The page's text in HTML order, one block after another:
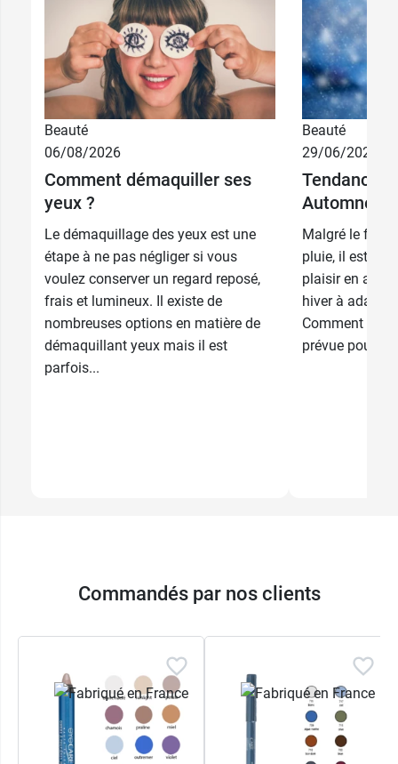
Argile Rose 4,69 €
Bois de Rose 4,59 €
Vrai Rouge 4,59 €
Griotte 4,59 €
4,69 €
Vrai Rouge 3,89 €
Nude 3,89 €
Beauté
06/08/2026
Comment démaquiller ses
yeux ?
Le démaquillage des yeux est une
étape à ne pas négliger si vous
voulez conserver un regard reposé,
frais et lumineux. Il existe de
nombreuses options en matière de
démaquillant yeux mais il est
parfois...
Beauté
29/06/2026
Tendances
Automne
Malgré le
pluie, il est
plaisir en
hiver à
Comment
prévue pour le
Commandés par nos clients